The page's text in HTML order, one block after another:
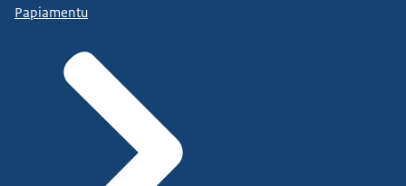
Papiamentu